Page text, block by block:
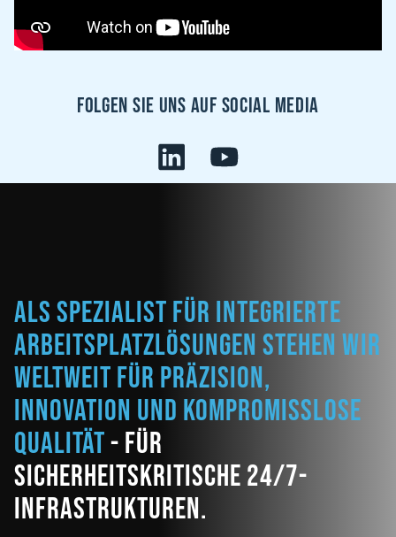
Folgen sie uns auf Social Media
Als Spezialist für integrierte
Arbeitsplatzlösungen stehen wir
weltweit für Präzision,
Innovation und kompromisslose
Qualität- für
sicherheitskritische 24/7-
Infrastrukturen.